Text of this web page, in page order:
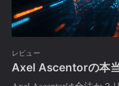
レビュー
Axel Ascentorの本